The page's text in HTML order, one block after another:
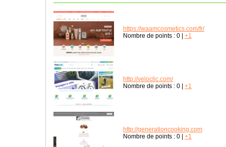
https://waamcosmetics.com/fr/
Nombre de points : 0 +1
http://veloclic.com/
Nombre de points : 0 +1
http://generationcooking.com
Nombre de points : 0 +1